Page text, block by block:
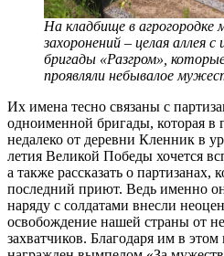
На кладбище в агрогородке
захоронений – целая аллея
бригады «Разгром»,
проявляли небывалое
Их имена тесно связаны с
одноименной бригады, которая в
недалеко от деревни Кленник в
летия Великой Победы хочется
а также рассказать о партизанах,
последний приют. Ведь именно
наряду с солдатами внесли
освобождение нашей страны от
захватчиков. Благодаря им в